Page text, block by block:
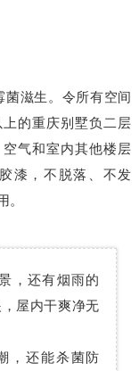
菌滋生。令所有空间
的重庆别墅负二层
气和室内其他楼层
漆，不脱落、不发
，还有烟雨的
屋内干爽净无
，还能杀菌防